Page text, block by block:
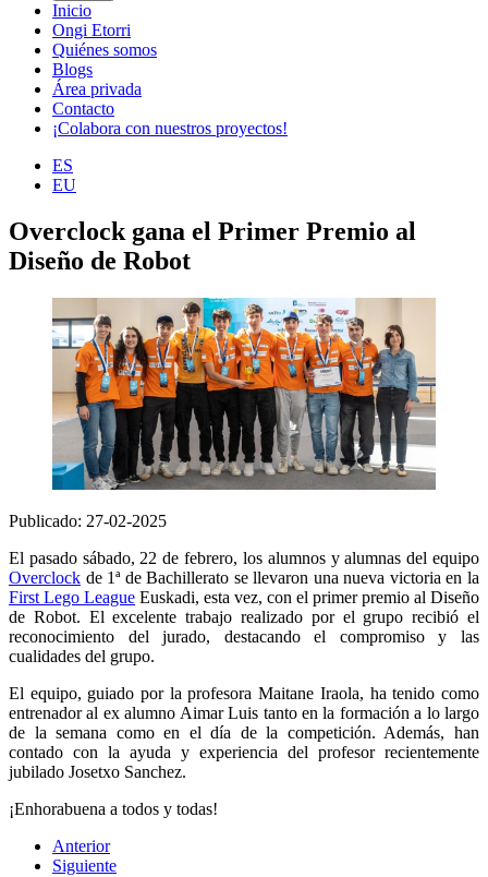
Inicio
Ongi Etorri
Quiénes somos
Blogs
Área privada
Contacto
¡Colabora con nuestros proyectos!
ES
EU
Overclock gana el Primer Premio al
Diseño de Robot
Publicado: 27-02-2025
El pasado sábado, 22 de febrero, los alumnos y alumnas del equipo
Overclock de 1ª de Bachillerato se llevaron una nueva victoria en la
First Lego League Euskadi, esta vez, con el primer premio al Diseño
de Robot. El excelente trabajo realizado por el grupo recibió el
reconocimiento del jurado, destacando el compromiso y las
cualidades del grupo.
El equipo, guiado por la profesora Maitane Iraola, ha tenido como
entrenador al ex alumno Aimar Luis tanto en la formación a lo largo
de la semana como en el día de la competición. Además, han
contado con la ayuda y experiencia del profesor recientemente
jubilado Josetxo Sanchez.
¡Enhorabuena a todos y todas!
Anterior
Siguiente